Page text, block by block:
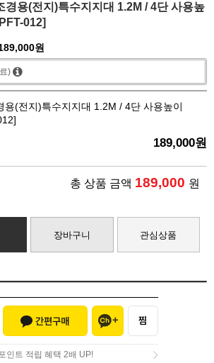
경용(전지)특수지지대 1.2M / 4단 사용높
012]
원
)
용(전지)특수지지대 1.2M / 4단 사용높이
189,000원
총 상품 금액 189,000 원
장바구니 관심상품
인트 적립 혜택 2배 UP!